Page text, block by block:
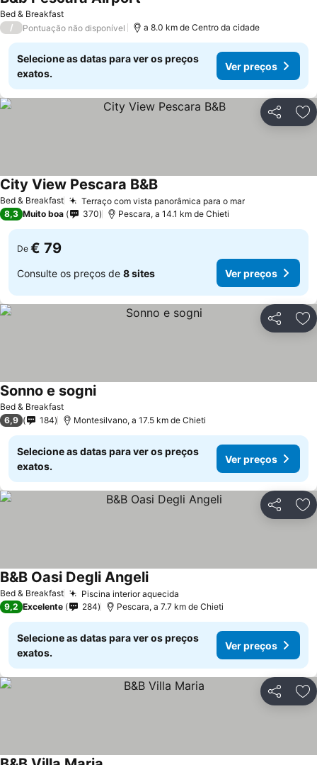
Bed & Breakfast
/ Pontuação não disponível a 8.0 km de Centro da cidade
Selecione as datas para ver os preços
exatos.
Ver preços
Partilhar
Bed & Breakfast Terraço com vista panorâmica para o mar
City View Pescara B&B
8,3 Muito boa 370 Pescara, a 14.1 km de Chieti
De € 79
Consulte os preços de 8 sites Ver preços
Partilhar
Bed & Breakfast
Sonno e sogni
6,9 184 Montesilvano, a 17.5 km de Chieti
Selecione as datas para ver os preços
exatos.
Ver preços
Partilhar
Bed & Breakfast Piscina interior aquecida
B&B Oasi Degli Angeli
9,2 Excelente 284 Pescara, a 7.7 km de Chieti
Selecione as datas para ver os preços
exatos.
Ver preços
Partilhar